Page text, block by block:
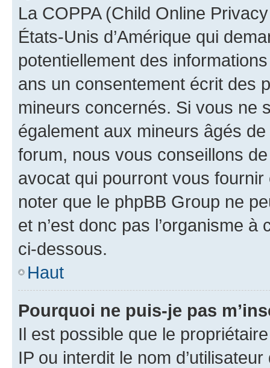
La COPPA (Child Online
États-Unis d’Amérique qui
potentiellement des
ans un consentement écrit des
mineurs concernés. Si vous ne
également aux mineurs âgés
forum, nous vous conseillons
avocat qui pourront vous
noter que le phpBB Group ne
et n’est donc pas l’organisme
ci-dessous.
Haut
Pourquoi ne puis-je pas
Il est possible que le
IP ou interdit le nom